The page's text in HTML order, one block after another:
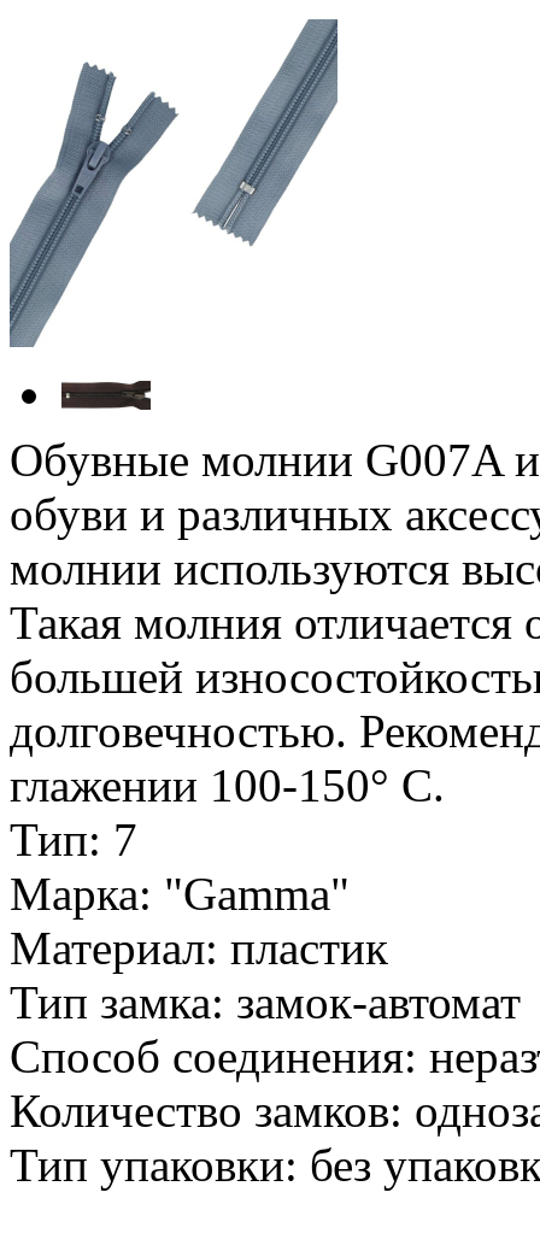
Обувные молнии G007A
обуви и различных
молнии используются
Такая молния
большей
долговечностью.
глажении 100-150° С.
Тип: 7
Марка: "Gamma"
Материал: пластик
Тип замка: замок-автомат
Способ соединения:
Количество замков:
Тип упаковки: без